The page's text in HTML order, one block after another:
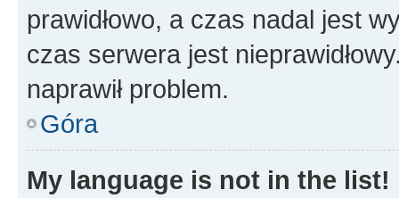
prawidłowo, a czas nadal jest
czas serwera jest
naprawił problem.
Góra
My language is not in the list!